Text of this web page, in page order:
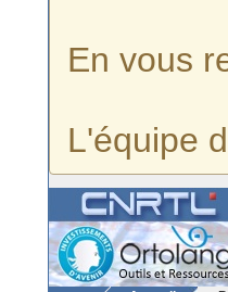
En vous
L'équipe